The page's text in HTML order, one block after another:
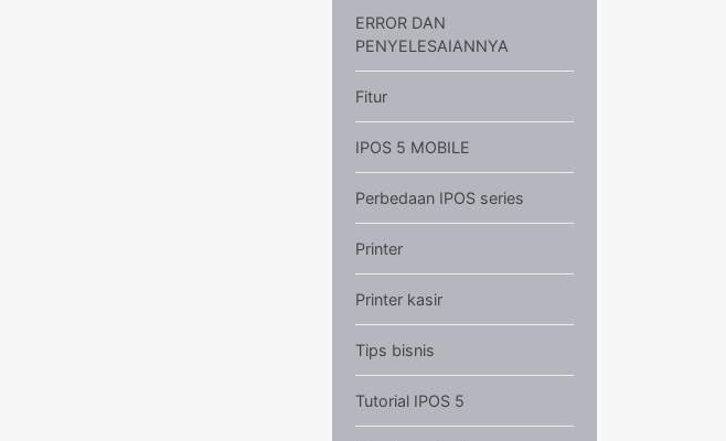
ERROR DAN
PENYELESAIANNYA
Fitur
IPOS 5 MOBILE
Perbedaan IPOS series
Printer
Printer kasir
Tips bisnis
Tutorial IPOS 5